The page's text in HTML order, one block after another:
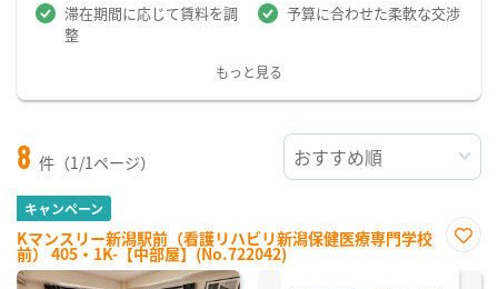
滞在期間に応じて賃料を調
整
予算に合わせた柔軟な交渉
もっと見る
8 件（1/1ページ）
キャンペーン
Kマンスリー新潟駅前（看護リハビリ新潟保健医療専門学校
前） 405・1K-【中部屋】(No.722042)
に入